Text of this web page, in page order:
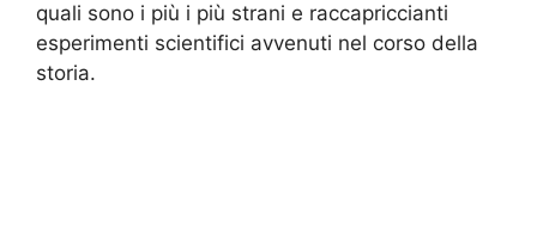
quali sono i più i più strani e raccapriccianti
esperimenti scientifici avvenuti nel corso della
storia.